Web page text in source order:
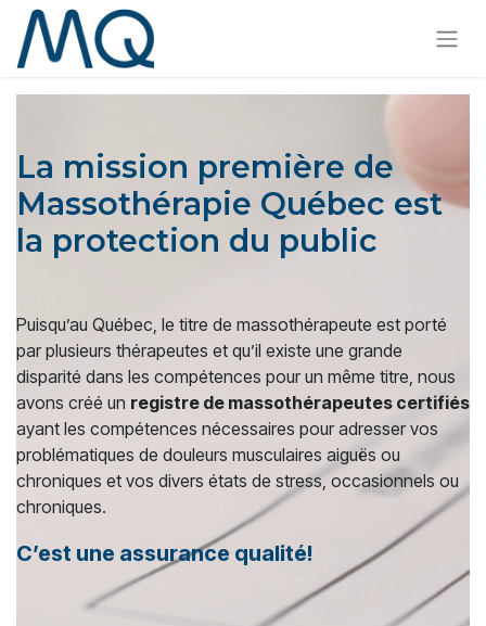
La mission première de
Massothérapie Québec est
la protection du public
Puisqu’au Québec, le titre de massothérapeute est porté
par plusieurs thérapeutes et qu’il existe une grande
disparité dans les compétences pour un même titre, nous
avons créé un registre de massothérapeutes certifiés
ayant les compétences nécessaires pour adresser vos
problématiques de douleurs musculaires aiguës ou
chroniques et vos divers états de stress, occasionnels ou
chroniques.
C’est une assurance qualité!